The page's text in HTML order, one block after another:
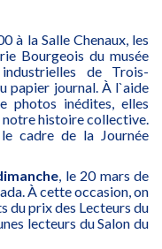
à la Salle Chenaux, les
Bourgeois du musée
de Trois-
papier journal. À l`aide
photos inédites, elles
histoire collective.
cadre de la Journée
, le 20 mars de
À cette occasion, on
du prix des Lecteurs du
lecteurs du Salon du